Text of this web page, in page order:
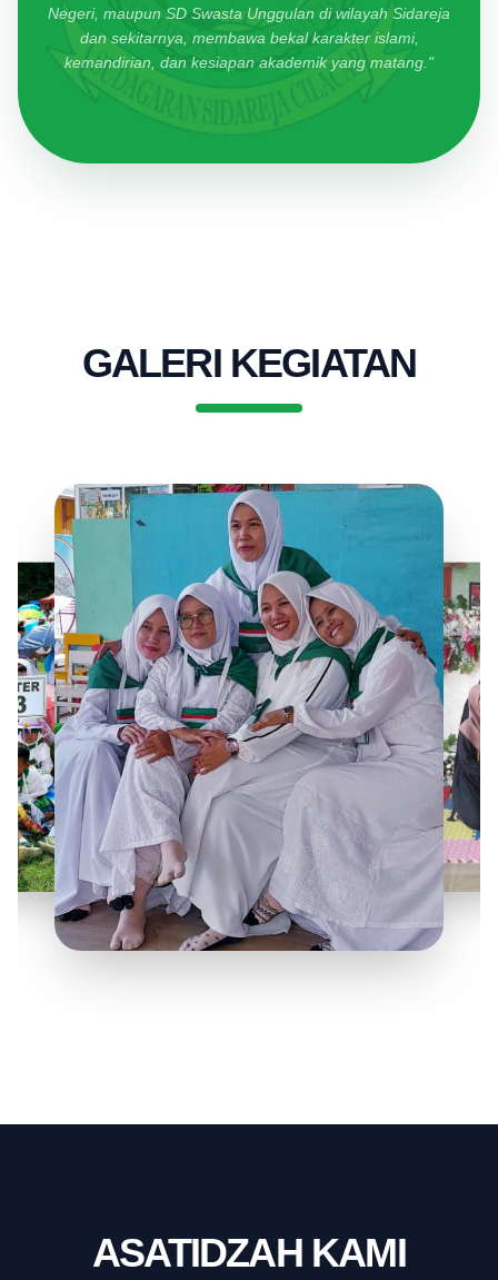
Negeri, maupun SD Swasta Unggulan di wilayah Sidareja
dan sekitarnya, membawa bekal karakter islami,
kemandirian, dan kesiapan akademik yang matang."
GALERI KEGIATAN
ASATIDZAH KAMI